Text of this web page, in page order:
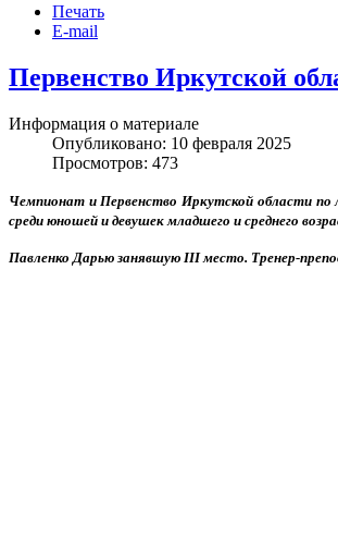
Скачатьбесплатные шаблоны Joomla
Печать
E-mail
Первенство Иркутской
Информация о материале
Опубликовано: 10 февраля 2025
Просмотров: 473
Чемпионат и Первенство Иркутской области по
среди юношей и девушек младшего и среднего
Павленко Дарью занявшую III место. Тренер-